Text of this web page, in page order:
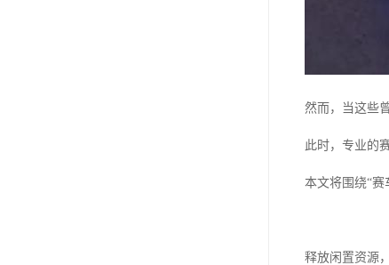
然而，当这些
此时，专业的
本文将围绕“赛
释放闲置资源